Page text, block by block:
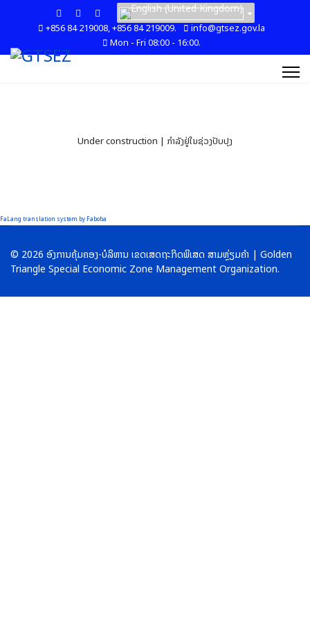
+856 84 219008, +856 84 219009.
info@gtsez.gov.la
Mon - Fri 08:00 - 16:00.
Under construction | ກຳລັງຢູ່ໃນຊ່ວງປັບປຸງ
FaLang translation system by Faboba
© 2026 ອົງການຄຸ້ມຄອງ-ບໍລິຫານ ເຂດເສດຖະກິດພິເສດ ສາມຫຼ່ຽມຄໍາ | Golden
Triangle Special Economic Zone Management Organization.